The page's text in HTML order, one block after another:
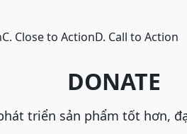
C. Close to ActionD. Call to Action
DONATE
triển sản phẩm tốt hơn,